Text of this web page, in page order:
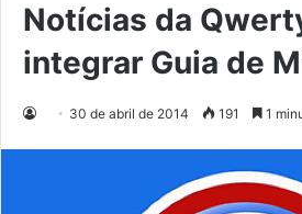
Notícias da
integrar Guia de
30 de abril de 2014 191 1